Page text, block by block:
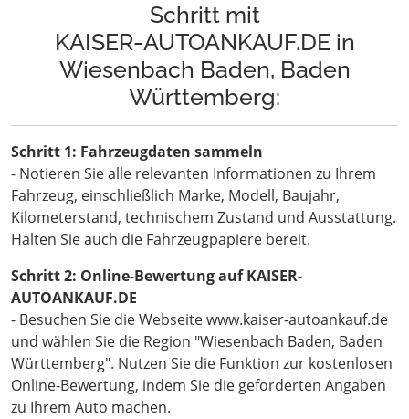
Schritt mit
KAISER-AUTOANKAUF.DE in
Wiesenbach Baden, Baden
Württemberg:
Schritt 1: Fahrzeugdaten sammeln
- Notieren Sie alle relevanten Informationen zu Ihrem
Fahrzeug, einschließlich Marke, Modell, Baujahr,
Kilometerstand, technischem Zustand und Ausstattung.
Halten Sie auch die Fahrzeugpapiere bereit.
Schritt 2: Online-Bewertung auf KAISER-
AUTOANKAUF.DE
- Besuchen Sie die Webseite www.kaiser-autoankauf.de
und wählen Sie die Region "Wiesenbach Baden, Baden
Württemberg". Nutzen Sie die Funktion zur kostenlosen
Online-Bewertung, indem Sie die geforderten Angaben
zu Ihrem Auto machen.